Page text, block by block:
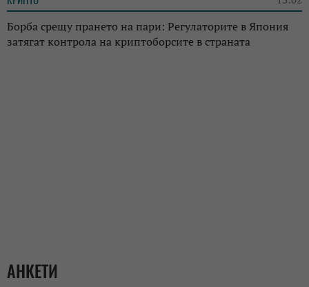
Борба срещу прането на пари: Регулаторите в Япония
затягат контрола на криптоборсите в страната
АНКЕТИ